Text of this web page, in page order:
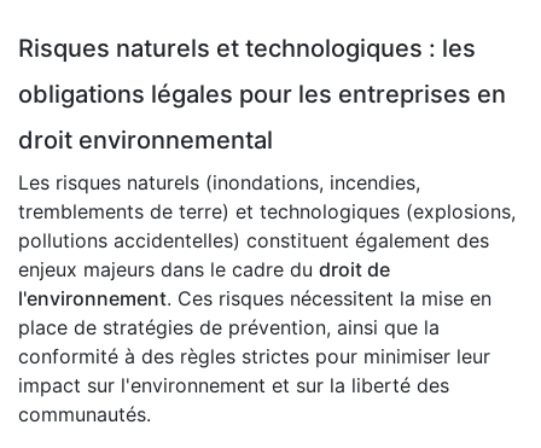
Risques naturels et technologiques : les
obligations légales pour les entreprises en
droit environnemental
Les risques naturels (inondations, incendies,
tremblements de terre) et technologiques (explosions,
pollutions accidentelles) constituent également des
enjeux majeurs dans le cadre du droit de
l'environnement. Ces risques nécessitent la mise en
place de stratégies de prévention, ainsi que la
conformité à des règles strictes pour minimiser leur
impact sur l'environnement et sur la liberté des
communautés.